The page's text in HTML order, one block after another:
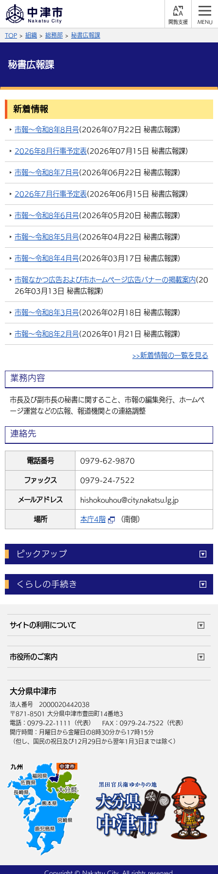
やさしい日本語
ふりがなをつける
よみあげる
黒 青 白
文字の大きさ
言語を選択
英語（English） 中国語（簡体字）
中国語（繁体字） 韓国語（한국어）
Facebook X (Twitter) YouTube
サイト内検索
総合メニュー
くらしの情報
届出・登録・証明 保険・年金
選挙 外国人の方向け情報
事業者の方へ
入札・契約 産業・雇用
子育て・教育
施設情報 子どもを預ける
観光・移住
観光なび スポットを探す
移住・定住
市政情報
中津市について 市役所の紹介
行政・計画
TOP 組織 総務部 秘書広報課
秘書広報課
新着情報
市報～令和8年8月号(2026年07月22日 秘書広報課)
2026年8月行事予定表(2026年07月15日 秘書広報課)
市報～令和8年7月号(2026年06月22日 秘書広報課)
2026年7月行事予定表(2026年06月15日 秘書広報課)
市報～令和8年6月号(2026年05月20日 秘書広報課)
市報～令和8年5月号(2026年04月22日 秘書広報課)
市報～令和8年4月号(2026年03月17日 秘書広報課)
市報なかつ広告および市ホームページ広告バナーの掲載案内(20
26年03月13日 秘書広報課)
市報～令和8年3月号(2026年02月18日 秘書広報課)
市報～令和8年2月号(2026年01月21日 秘書広報課)
>>新着情報の一覧を見る
業務内容
市長及び副市長の秘書に関すること、市報の編集発行、ホームペ
ージ運営などの広報、報道機関との連絡調整
連絡先
電話番号 0979-62-9870
ファックス 0979-24-7522
メールアドレス hishokouhou@city.nakatsu.lg.jp
場所 本庁4階 （南側）
ピックアップ
電子申請 窓口の混雑状況
体育施設予約状況 ご意見・ご要望
くらしの手続き
成人・仕事
住まい・引越 ごみ・環境
健康・医療 障がい・福祉
高齢・介護
サイトの利用について
サイトマップ
市役所のご案内
庁舎地図 組織案内
中津市へのアクセス
大分県中津市
法人番号 2000020442038
〒871-8501 大分県中津市豊田町14番地3
電話：0979-22-1111（代表）
FAX：0979-24-7522（代表）
開庁時間：月曜日から金曜日の8時30分から17時15分
（但し、国民の祝日及び12月29日から翌年1月3日までは除く）